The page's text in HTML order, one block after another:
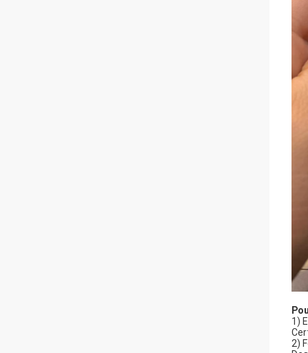
1)
2)